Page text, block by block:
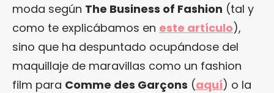
moda según The Business of Fashion (tal y
como te explicábamos en este artículo),
sino que ha despuntado ocupándose del
maquillaje de maravillas como un fashion
film para Comme des Garçons (aquí) o la